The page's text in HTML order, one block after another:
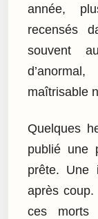
année,
recensés
souvent
maîtrisable
Quelques
publié une
prête. Une
après
ces morts